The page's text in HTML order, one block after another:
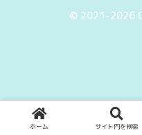
© 2021-2026
ホーム サイト内を検索